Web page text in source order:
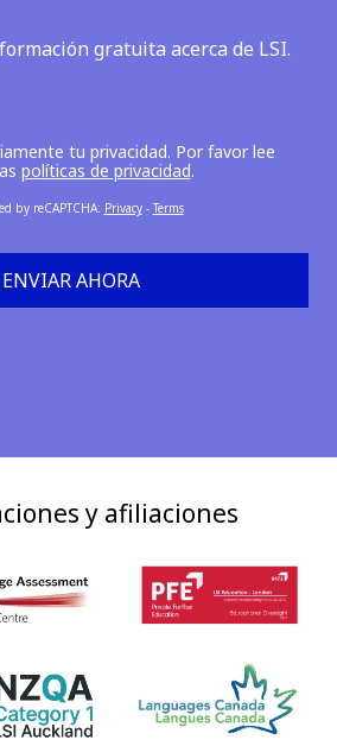
gratuita acerca de LSI.
tu privacidad. Por favor lee
políticas de privacidad.
by reCAPTCHA: Privacy- Terms
ENVIAR AHORA
y afiliaciones